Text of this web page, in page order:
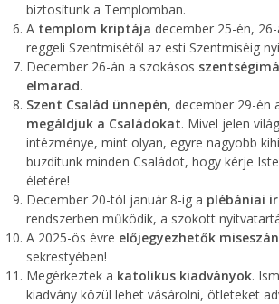
biztosítunk a Templomban.
A templom kriptája december 25-én,
reggeli Szentmisétől az esti Szentmiséig
December 26-án a szokásos
elmarad.
Szent Család ünnepén, december 29-én
megáldjuk a Családokat. Mivel jelen
intézménye, mint olyan, egyre nagyobb
buzdítunk minden Családot, hogy kérje
életére!
December 20-tól január 8-ig a plébániai
rendszerben működik, a szokott
A 2025-ös évre előjegyezhetők
sekrestyében!
Megérkeztek a katolikus kiadványok.
kiadvány közül lehet vásárolni, ötleteket